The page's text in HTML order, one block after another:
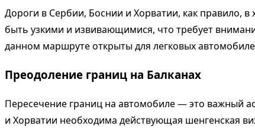
Дороги в Сербии, Боснии и Хорватии, как правило,
быть узкими и извивающимися, что требует
данном маршруте открыты для легковых
Преодоление границ на Балканах
Пересечение границ на автомобиле — это важный
и Хорватии необходима действующая шенгенская